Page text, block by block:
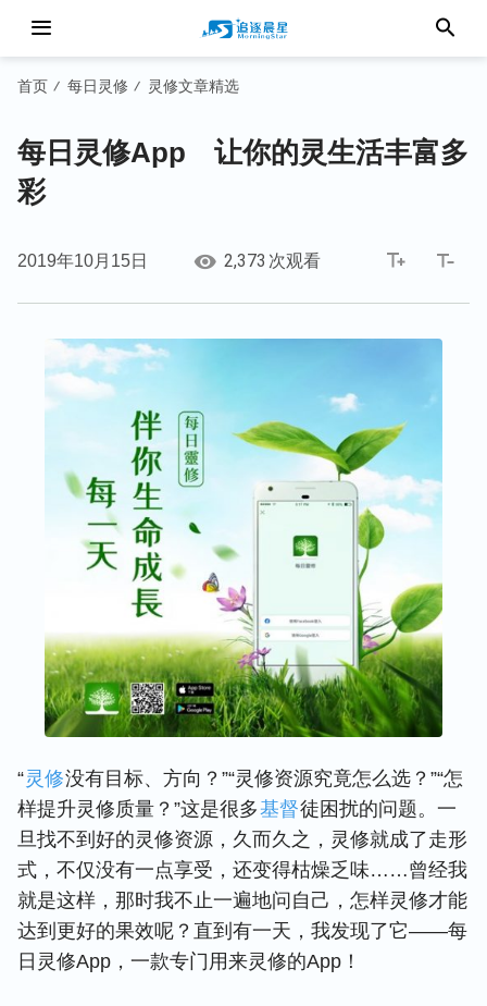
首页 / 每日灵修 / 灵修文章精选
每日灵修App 让你的灵生活丰富多
彩
2019年10月15日 2,373 次观看
“灵修没有目标、方向？”“灵修资源究竟怎么选？”“怎
样提升灵修质量？”这是很多基督徒困扰的问题。一
旦找不到好的灵修资源，久而久之，灵修就成了走形
式，不仅没有一点享受，还变得枯燥乏味……曾经我
就是这样，那时我不止一遍地问自己，怎样灵修才能
达到更好的果效呢？直到有一天，我发现了它——每
日灵修App，一款专门用来灵修的App！